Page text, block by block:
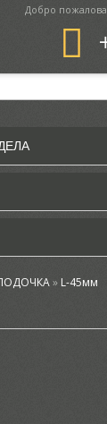
Добро
» L-45мм